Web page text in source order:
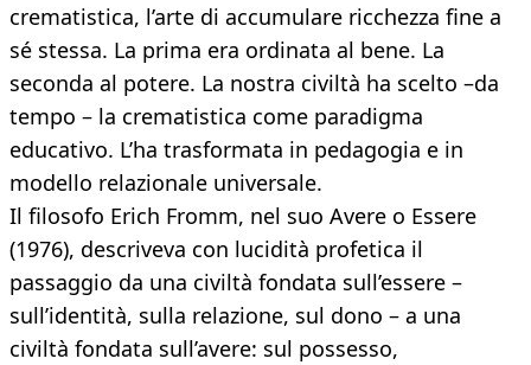
crematistica, l’arte di accumulare ricchezza fine a
sé stessa. La prima era ordinata al bene. La
seconda al potere. La nostra civiltà ha scelto –da
tempo – la crematistica come paradigma
educativo. L’ha trasformata in pedagogia e in
modello relazionale universale.
Il filosofo Erich Fromm, nel suo Avere o Essere
(1976), descriveva con lucidità profetica il
passaggio da una civiltà fondata sull’essere –
sull’identità, sulla relazione, sul dono – a una
civiltà fondata sull’avere: sul possesso,